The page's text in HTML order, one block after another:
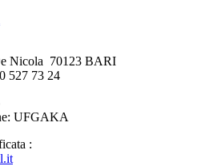
Nicola 70123 BARI
527 73 24
UFGAKA
: